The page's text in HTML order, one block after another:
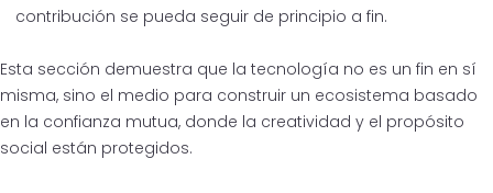
contribución se pueda seguir de principio a fin.
Esta sección demuestra que la tecnología no es un fin en sí
misma, sino el medio para construir un ecosistema basado
en la confianza mutua, donde la creatividad y el propósito
social están protegidos.